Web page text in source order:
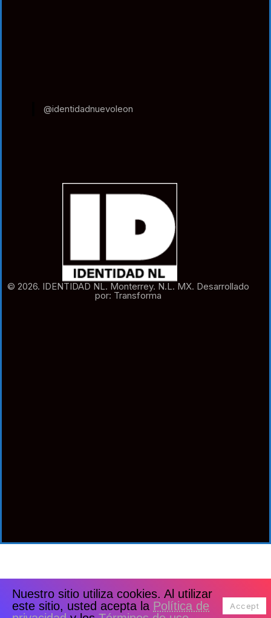
@identidadnuevoleon
© 2026. IDENTIDAD NL. Monterrey. N.L. MX. Desarrollado
por: Transforma
Nuestro sitio utiliza cookies. Al utilizar
este sitio, usted acepta la Política de
Accept